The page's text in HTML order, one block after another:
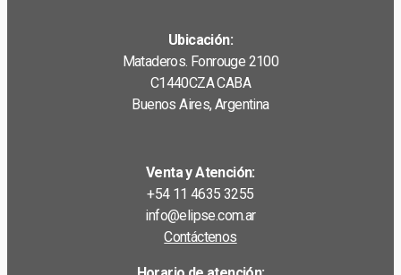
Ubicación:
Mataderos. Fonrouge 2100
C1440CZA CABA
Buenos Aires, Argentina
Venta y Atención:
+54 11 4635 3255
info@elipse.com.ar
Contáctenos